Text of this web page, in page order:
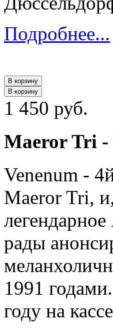
Подробнее...
В корзину
В корзину
1 450 руб.
Maeror Tri -
Venenum -
Maeror Tri,
рады
1991
году на